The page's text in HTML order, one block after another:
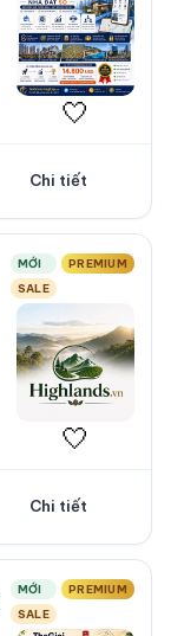
🤍
Chi tiết
MỚI
PREMIUM
SALE
🤍
Chi tiết
MỚI
PREMIUM
SALE